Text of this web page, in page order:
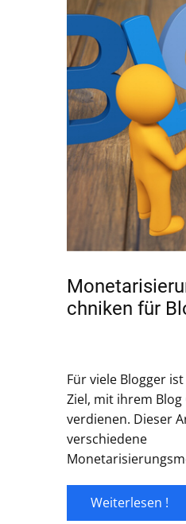
chniken für
Für viele Blogger
Ziel, mit ihrem Blog
verdienen. Dieser
verschiedene
Weiterlesen !